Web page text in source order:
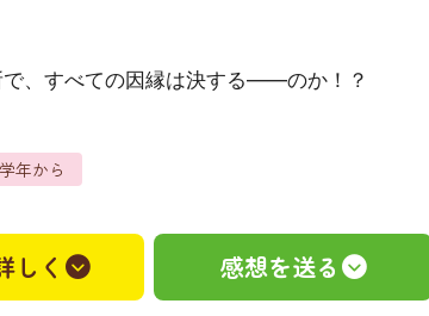
、すべての因縁は決する――のか！？
年から
しく 感想を送る